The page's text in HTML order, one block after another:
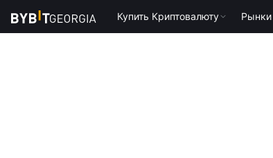
Купить Криптовалюту Рынки